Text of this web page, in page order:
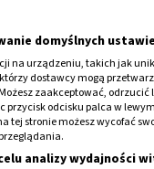
pulmonologicznej
domyślnych
na urządzeniu, takich jak
dostawcy mogą
zaakceptować,
odcisku palca w
tej stronie możesz wycofać
analizy wydajności